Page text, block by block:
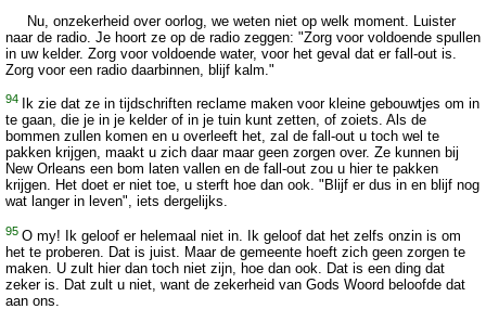
Nu, onzekerheid over oorlog, we weten niet op welk moment. Luister
naar de radio. Je hoort ze op de radio zeggen: "Zorg voor voldoende spullen
in uw kelder. Zorg voor voldoende water, voor het geval dat er fall-out is.
Zorg voor een radio daarbinnen, blijf kalm."
94
Ik zie dat ze in tijdschriften reclame maken voor kleine gebouwtjes om in
te gaan, die je in je kelder of in je tuin kunt zetten, of zoiets. Als de
bommen zullen komen en u overleeft het, zal de fall-out u toch wel te
pakken krijgen, maakt u zich daar maar geen zorgen over. Ze kunnen bij
New Orleans een bom laten vallen en de fall-out zou u hier te pakken
krijgen. Het doet er niet toe, u sterft hoe dan ook. "Blijf er dus in en blijf nog
wat langer in leven", iets dergelijks.
95 O my! Ik geloof er helemaal niet in. Ik geloof dat het zelfs onzin is om
het te proberen. Dat is juist. Maar de gemeente hoeft zich geen zorgen te
maken. U zult hier dan toch niet zijn, hoe dan ook. Dat is een ding dat
zeker is. Dat zult u niet, want de zekerheid van Gods Woord beloofde dat
aan ons.